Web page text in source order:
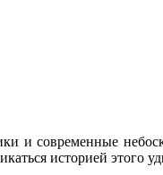
и современные
историей этого